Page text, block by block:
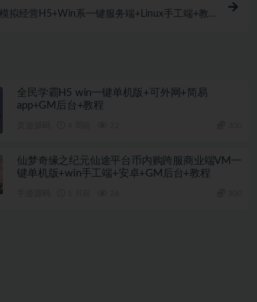
拟经营H5+Win系一键服务端+Linux手工端+教
全民学霸H5 win一键单机版+可外网+简易
app+GM后台+教程
仙梦奇缘之纪元仙途平台币内购跨服商业端VM一
键单机版+win手工端+安卓+GM后台+教程